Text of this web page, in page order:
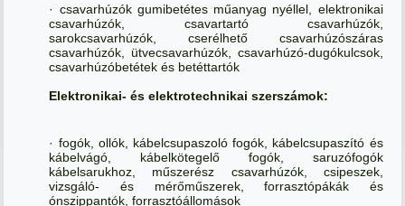
· csavarhúzók gumibetétes műanyag nyéllel, elektronikai
csavarhúzók, csavartartó csavarhúzók,
sarokcsavarhúzók, cserélhető csavarhúzószáras
csavarhúzók, ütvecsavarhúzók, csavarhúzó-dugókulcsok,
csavarhúzóbetétek és betéttartók
Elektronikai- és elektrotechnikai szerszámok:
· fogók, ollók, kábelcsupaszoló fogók, kábelcsupaszító és
kábelvágó, kábelkötegelő fogók, saruzófogók
kábelsarukhoz, műszerész csavarhúzók, csipeszek,
vizsgáló- és mérőműszerek, forrasztópákák és
ónszippantók, forrasztóállomások